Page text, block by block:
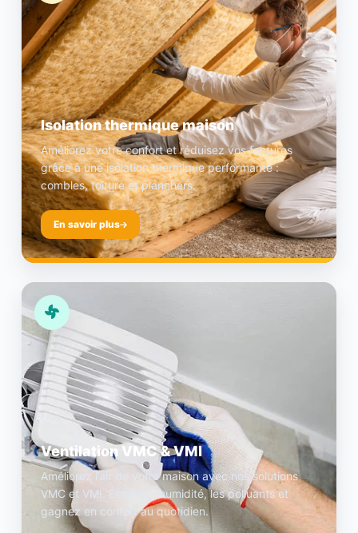
Isolation thermique maison
Améliorez votre confort et réduisez vos factures
grâce à une isolation thermique performante :
combles, toiture et planchers.
En savoir plus
Ventilation VMC & VMI
Améliorez l’air de votre maison avec nos solutions
VMC et VMI. Éliminez l’humidité, les polluants et
gagnez en confort au quotidien.